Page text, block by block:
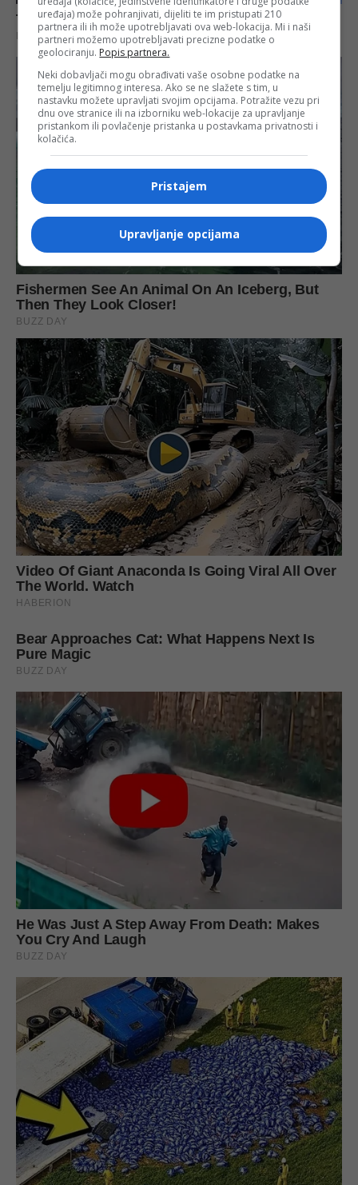
uređaja) može pohranjivati, dijeliti te im pristupati 210
partnera ili ih može upotrebljavati ova web-lokacija. Mi i naši
partneri možemo upotrebljavati precizne podatke o
geolociranju. Popis partnera.
Neki dobavljači mogu obrađivati vaše osobne podatke na
temelju legitimnog interesa. Ako se ne slažete s tim, u
nastavku možete upravljati svojim opcijama. Potražite vezu pri
dnu ove stranice ili na izborniku web-lokacije za upravljanje
pristankom ili povlačenje pristanka u postavkama privatnosti i
kolačića.
Pristajem
Upravljanje opcijama